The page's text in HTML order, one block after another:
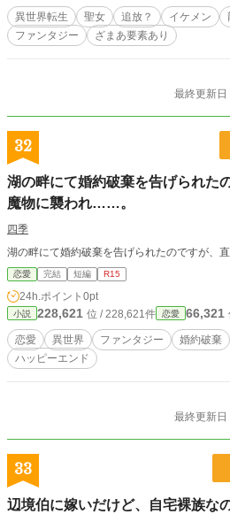
が、見習い聖女ハンナが王子を唆して、国王
としたのだ。 味方のおかげで、なんとか逃
る最果てで、魔物と出くわした。 ここからが本番！ 腹ペコ魔王と魔物の胃
異世界転生 聖女 追放？ イケメン
ファンタジー
ざまあ要素あり
最終更新
32
湖の畔にて婚約破棄を告げられた
魔物に襲われ……。
四季
湖の畔にて婚約破棄を告げられたのですが、
恋愛 完結 短編 R15
24h.ポイント 0pt
小説 228,621 位 / 228,621件 恋愛 66,321
恋愛 異世界 ファンタジー 婚約破棄
ハッピーエンド
最終更新
33
辺境伯に嫁いだけど、自宅裸族な